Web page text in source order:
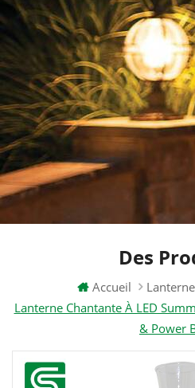
Des
Accueil
Lanterne Chantante À LED
& Power